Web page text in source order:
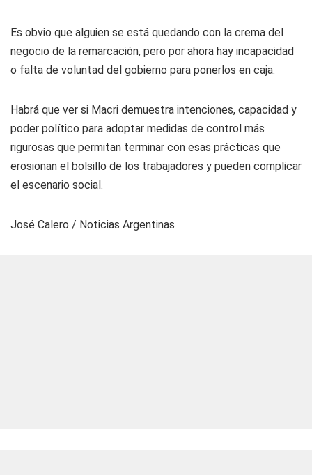
Es obvio que alguien se está quedando con la crema del
negocio de la remarcación, pero por ahora hay incapacidad
o falta de voluntad del gobierno para ponerlos en caja.
Habrá que ver si Macri demuestra intenciones, capacidad y
poder político para adoptar medidas de control más
rigurosas que permitan terminar con esas prácticas que
erosionan el bolsillo de los trabajadores y pueden complicar
el escenario social.
José Calero / Noticias Argentinas